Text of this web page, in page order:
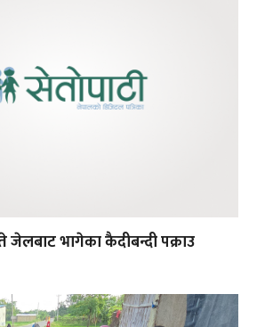
भागेका कैदीबन्दी पक्राउ